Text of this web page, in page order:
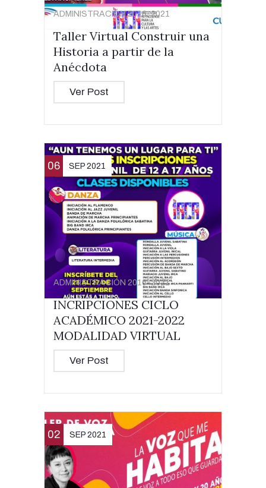
ADMINISTRACIÓN 2016-2021
Taller Virtual Construir una
Historia a partir de la
Anécdota
Ver Post
06 SEP 2021
ADMINISTRACIÓN 2016-2021
INCRIPCIONES CICLO
ACADÉMICO 2021-2022
MODALIDAD VIRTUAL
Ver Post
02 SEP 2021